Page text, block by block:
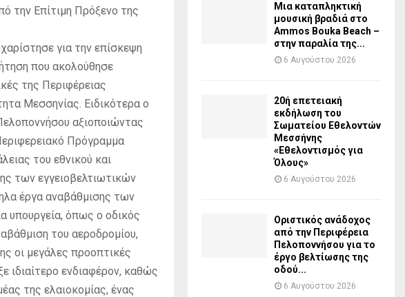
την Επίτιμη Πρόξενο της
για την επίσκεψη
που ακολούθησε
της Περιφέρειας
Μεσσηνίας. Ειδικότερα ο
αξιοποιώντας
Πρόγραμμα
του εθνικού και
των εγγειοβελτιωτικών
έργα αναβάθμισης των
υπουργεία, όπως ο οδικός
του αεροδρομίου,
οι μεγάλες προοπτικές
ιδιαίτερο ενδιαφέρον, καθώς
της ελαιοκομίας, ένας
Μια καταπληκτική
μουσική βραδιά στο
Ammos Bouka Beach –
στην παραλία της...
6 Αυγούστου 2026
20ή επετειακή
εκδήλωση του
Σωματείου Εθελοντών
Μεσσήνης
«Εθελοντισμός για
Όλους»
6 Αυγούστου 2026
Οριστικός ανάδοχος
από την Περιφέρεια
Πελοποννήσου για το
έργο βελτίωσης της
οδού...
6 Αυγούστου 2026